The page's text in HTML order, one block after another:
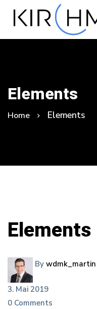
Elements
Home Elements
Elements
Elements
By wdmk_martin
3. Mai 2019
0 Comments